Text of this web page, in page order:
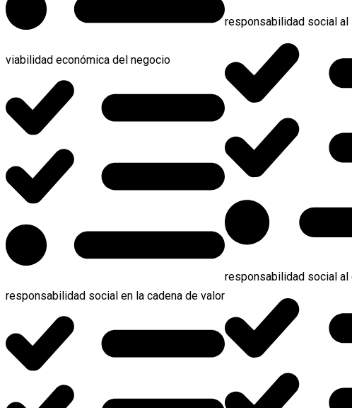
viabilidad económica del negocio
responsabilidad social en la cadena de valor
responsabilidad social
responsabilidad social